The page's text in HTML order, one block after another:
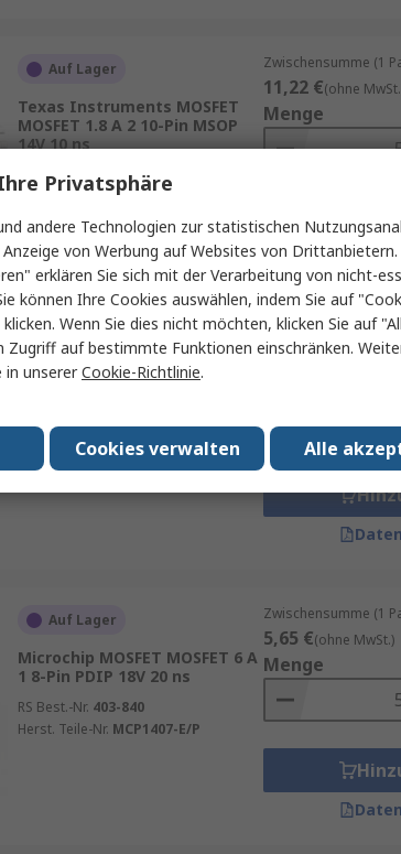
Auf Lager
Texas Instruments MOSFET
MOSFET 1.8 A 2 10-Pin MSOP
14V 10 ns
RS Best.-Nr.
651-2789
Herst. Teile-Nr.LM5106MM/NOPB
Zwischensumme (1
11,22 €(ohne
Menge
Nur noch Restbestände
Texas Instruments MOSFET
RS Best.-Nr.651-2537
Herst. Teile-Nr.LM5112MY/NOPB
Zwischensumme (1
Auf Lager
Microchip MOSFET MOSFET 6 A
1 8-Pin PDIP 18V 20 ns
RS Best.-Nr. 403-840
Herst. Teile-Nr. MCP1407-E/P
Zwischensumme (1
5,65 €(ohne MwSt.)
Menge
Privatsphäre
andere Technologien zur statistischen
von Werbung auf Websites von
erklären Sie sich mit der Verarbeitung von nicht-
können Ihre Cookies auswählen, indem Sie auf
Wenn Sie dies nicht möchten, klicken Sie auf
Zugriff auf bestimmte Funktionen einschränken.
in unsererCookie-Richtlinie.
Alle
Cookies verwalten